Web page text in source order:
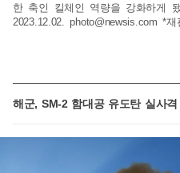
한 축인 킬체인 역량을 강화하게
2023.12.02.photo@newsis.com *재
해군, SM-2 함대공 유도탄 실사격